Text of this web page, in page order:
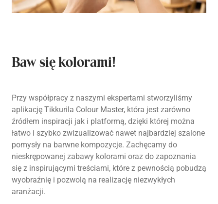
Baw się kolorami!
Przy współpracy z naszymi ekspertami stworzyliśmy
aplikację Tikkurila Colour Master, która jest zarówno
źródłem inspiracji jak i platformą, dzięki której można
łatwo i szybko zwizualizować nawet najbardziej szalone
pomysły na barwne kompozycje. Zachęcamy do
nieskrępowanej zabawy kolorami oraz do zapoznania
się z inspirującymi treściami, które z pewnością pobudzą
wyobraźnię i pozwolą na realizację niezwykłych
aranżacji.